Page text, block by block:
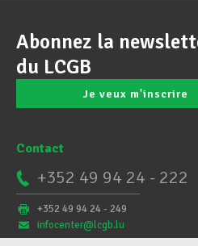
Abonnez la
du LCGB
Je veux m'inscrire
Contact
+352 49 94 24 - 222
+352 49 94 24 - 249
infocenter@lcgb.lu